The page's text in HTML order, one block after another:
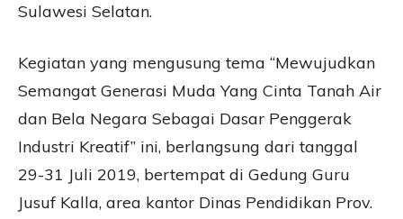
Sulawesi Selatan.
Kegiatan yang mengusung tema “Mewujudkan
Semangat Generasi Muda Yang Cinta Tanah Air
dan Bela Negara Sebagai Dasar Penggerak
Industri Kreatif” ini, berlangsung dari tanggal
29-31 Juli 2019, bertempat di Gedung Guru
Jusuf Kalla, area kantor Dinas Pendidikan Prov.